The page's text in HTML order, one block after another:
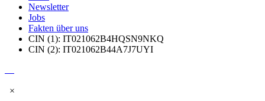
Newsletter
Jobs
Fakten über uns
CIN (1): IT021062B4HQSN9NKQ
CIN (2): IT021062B44A7J7UYI
×